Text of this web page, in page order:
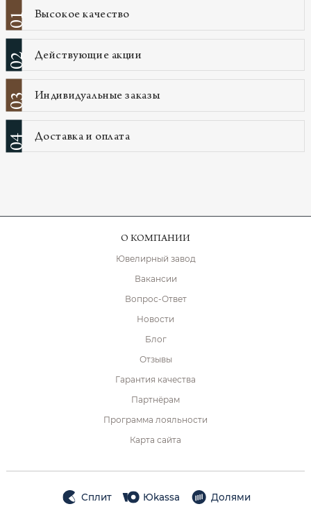
01 Высокое качество
02 Действующие акции
03 Индивидуальные заказы
04 Доставка и оплата
О КОМПАНИИ
Ювелирный завод
Вакансии
Вопрос-Ответ
Новости
Блог
Отзывы
Гарантия качества
Партнёрам
Программа лояльности
Карта сайта
Сплит Юkassa Долями